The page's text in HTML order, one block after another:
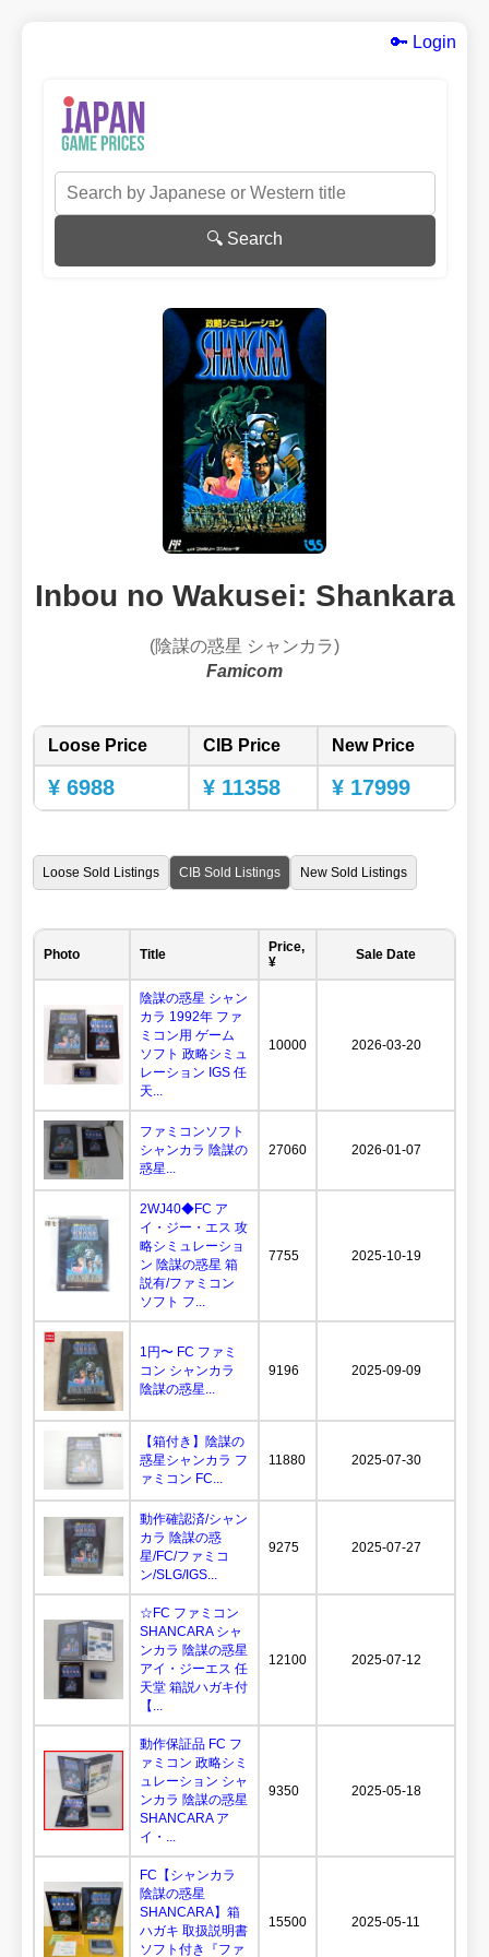
🔑 Login
🔍 Search
Inbou no Wakusei: Shankara
(陰謀の惑星 シャンカラ)
Famicom
Loose Price CIB Price New Price
¥ 6988 ¥ 11358 ¥ 17999
Loose Sold Listings CIB Sold Listings New Sold Listings
Photo Title
Price,
¥
Sale Date
陰謀の惑星 シャン
カラ 1992年 ファ
ミコン用 ゲーム
ソフト 政略シミュ
レーション IGS 任
天...
10000 2026-03-20
ファミコンソフト
シャンカラ 陰謀の
惑星...
27060 2026-01-07
2WJ40◆FC ア
イ・ジー・エス 攻
略シミュレーショ
ン 陰謀の惑星 箱
説有/ファミコン
ソフト フ...
7755 2025-10-19
1円〜 FC ファミ
コン シャンカラ
陰謀の惑星...
9196 2025-09-09
【箱付き】陰謀の
惑星シャンカラ フ
ァミコン FC...
11880 2025-07-30
動作確認済/シャン
カラ 陰謀の惑
星/FC/ファミコ
ン/SLG/IGS...
9275 2025-07-27
☆FC ファミコン
SHANCARA シャ
ンカラ 陰謀の惑星
アイ・ジーエス 任
天堂 箱説ハガキ付
【...
12100 2025-07-12
動作保証品 FC フ
ァミコン 政略シミ
ュレーション シャ
ンカラ 陰謀の惑星
SHANCARA ア
イ・...
9350 2025-05-18
FC【シャンカラ
陰謀の惑星
SHANCARA】箱
ハガキ 取扱説明書
ソフト付き『ファ
15500 2025-05-11